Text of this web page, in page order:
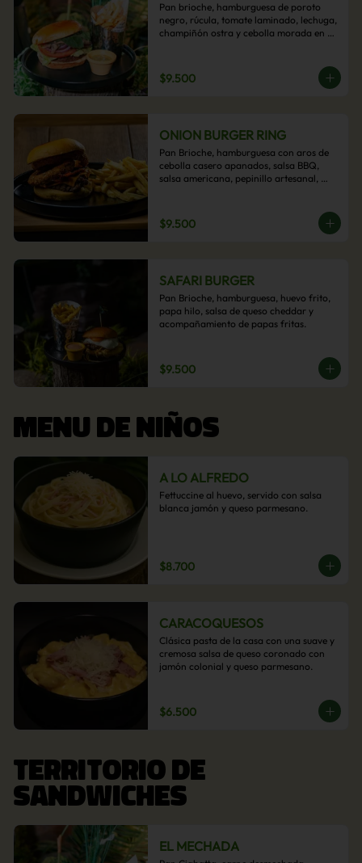
Pan brioche, hamburguesa de poroto
negro, rúcula, tomate laminado, lechuga,
champiñón ostra y cebolla morada en
$9.500
ONION BURGER RING
Pan Brioche, hamburguesa con aros de
cebolla casero apanados, salsa BBQ,
salsa americana, pepinillo artesanal,
papas fritas.
$9.500
SAFARI BURGER
Pan Brioche, hamburguesa, huevo frito,
papa hilo, salsa de queso cheddar y
acompañamiento de papas fritas.
$9.500
MENU DE NIÑOS
A LO ALFREDO
Fettuccine al huevo, servido con salsa
blanca jamón y queso parmesano.
$8.700
CARACOQUESOS
Clásica pasta de la casa con una suave y
cremosa salsa de queso coronado con
jamón colonial y queso parmesano.
$6.500
TERRITORIO DE
SANDWICHES
EL MECHADA